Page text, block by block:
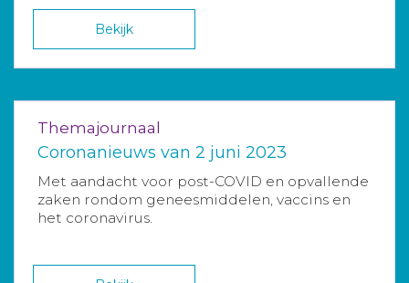
Bekijk
Themajournaal
Coronanieuws van 2 juni 2023
Met aandacht voor post-COVID en opvallende
zaken rondom geneesmiddelen, vaccins en
het coronavirus.